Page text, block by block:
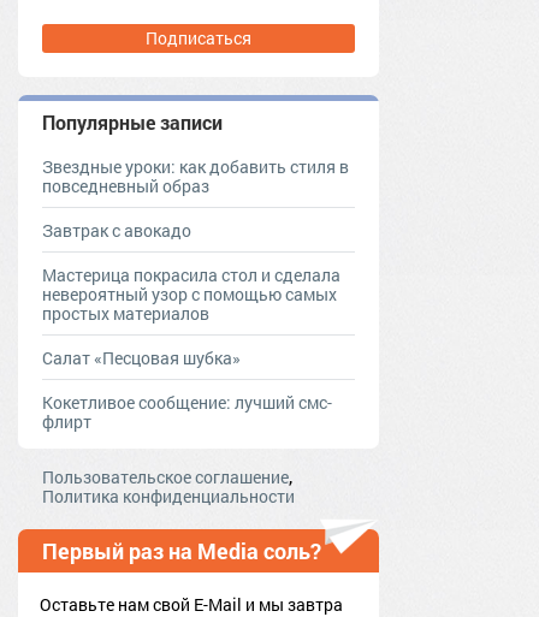
Подписаться
Популярные записи
Звездные уроки: как добавить стиля в
повседневный образ
Завтрак с авокадо
Мастерица покрасила стол и сделала
невероятный узор с помощью самых
простых материалов
Салат «Песцовая шубка»
Кокетливое сообщение: лучший смс-
флирт
Пользовательское соглашение,
Политика конфиденциальности
Первый раз на Media соль?
Оставьте нам свой E-Mail и мы завтра